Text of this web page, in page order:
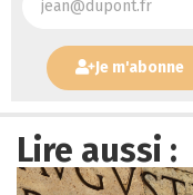
Je m'abonne
Lire aussi :